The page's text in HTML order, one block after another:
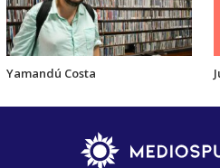
Yamandú Costa